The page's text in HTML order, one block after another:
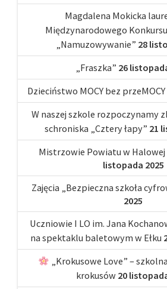
Magdalena Mokicka
Międzynarodowego
„Namuzowywanie” 28
„Fraszka” 26
Dzieciństwo MOCY bez przeMOCY
W naszej szkole rozpoczynamy
schroniska „Cztery łapy” 21
Mistrzowie Powiatu w Halowej
listopada 2025
Zajęcia „Bezpieczna szkoła
2025
Uczniowie I LO im. Jana
na spektaklu baletowym w Ełku
„Krokusowe Love” –
krokusów 20